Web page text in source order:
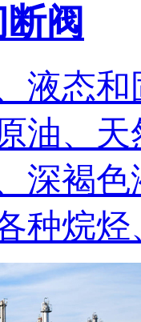
阀
液态
油、
深褐
种烷